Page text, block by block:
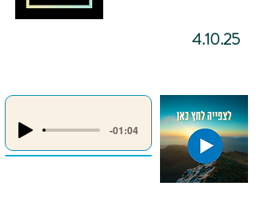
4.10.25
-01:04